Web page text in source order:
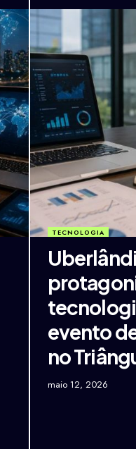
TECNOLOGIA
evento
no
maio 12, 2026